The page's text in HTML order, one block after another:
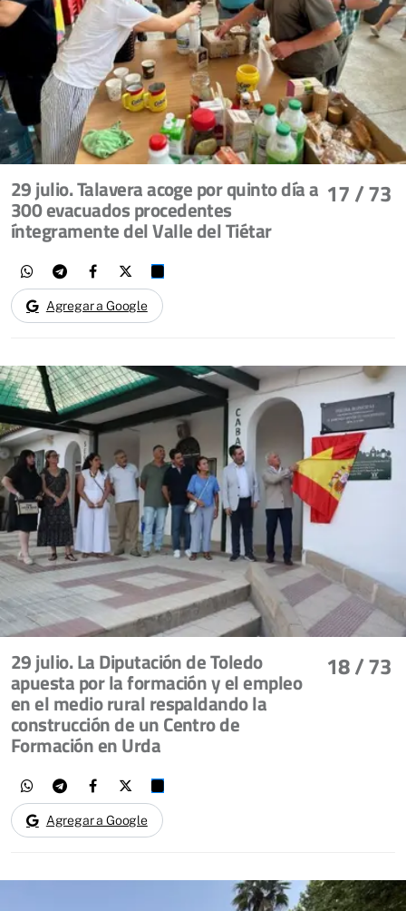
17/ 73
29 julio. Talavera acoge por quinto día a
300 evacuados procedentes
íntegramente del Valle del Tiétar
Agregar a Google
18/ 73
29 julio. La Diputación de Toledo
apuesta por la formación y el empleo
en el medio rural respaldando la
construcción de un Centro de
Formación en Urda
Agregar a Google